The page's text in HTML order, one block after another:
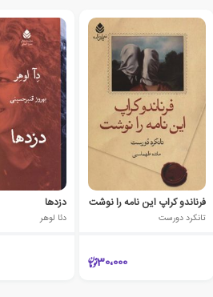
فرناندو کراپ این نامه را نوشت
تانکرد دورست
30،000
دزدها
دئا لوهر